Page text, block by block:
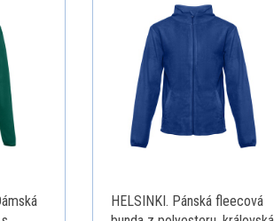
HELSINKI. Pánská fleecová